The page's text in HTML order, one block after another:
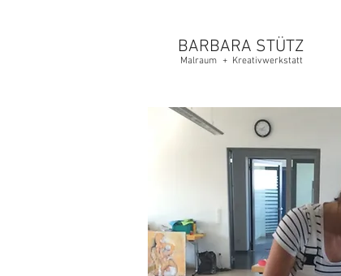
Kreativwerkstatt
BARBARA STÜTZ
Malraum +